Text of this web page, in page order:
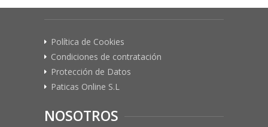
Política de Cookies
Condiciones de contratación
Protección de Datos
Paticas Online S.L
NOSOTROS